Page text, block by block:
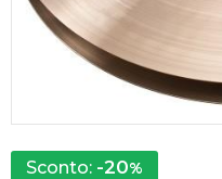
Sconto: -20%